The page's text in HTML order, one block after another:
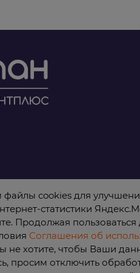
персональных
cookies для
статистики
Продолжая
Соглашения об
не хотите, чтобы Ваши
просим отключить